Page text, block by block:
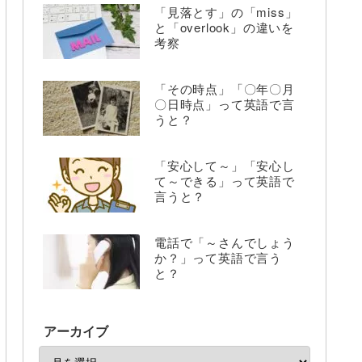
「見落とす」の「miss」
と「overlook」の違いを
考察
「その時点」「〇年〇月
〇日時点」って英語で言
うと？
「安心して～」「安心し
て～できる」って英語で
言うと？
電話で「～さんでしょう
か？」って英語で言う
と？
アーカイブ